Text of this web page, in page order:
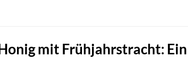
mit Frühjahrstracht: